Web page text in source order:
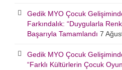
Gedik MYO Çocuk
Farkındalık: “Duygularla
Başarıyla Tamamlandı 7
Gedik MYO Çocuk
“Farklı Kültürlerin Çocuk